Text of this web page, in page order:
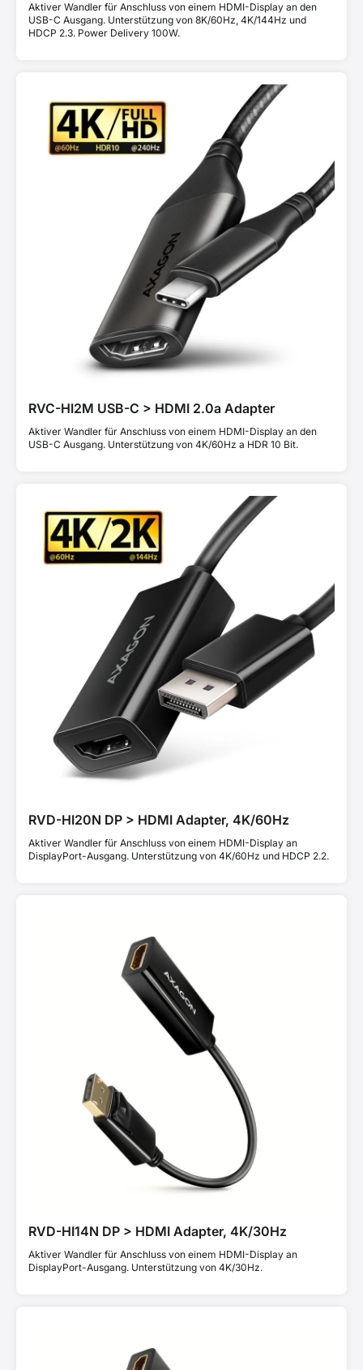
Aktiver Wandler für Anschluss von einem HDMI-Display an den
USB-C Ausgang. Unterstützung von 8K/60Hz, 4K/144Hz und
HDCP 2.3. Power Delivery 100W.
RVC-HI2M USB-C > HDMI 2.0a Adapter
Aktiver Wandler für Anschluss von einem HDMI-Display an den
USB-C Ausgang. Unterstützung von 4K/60Hz a HDR 10 Bit.
RVD-HI20N DP > HDMI Adapter, 4K/60Hz
Aktiver Wandler für Anschluss von einem HDMI-Display an
DisplayPort-Ausgang. Unterstützung von 4K/60Hz und HDCP 2.2.
RVD-HI14N DP > HDMI Adapter, 4K/30Hz
Aktiver Wandler für Anschluss von einem HDMI-Display an
DisplayPort-Ausgang. Unterstützung von 4K/30Hz.